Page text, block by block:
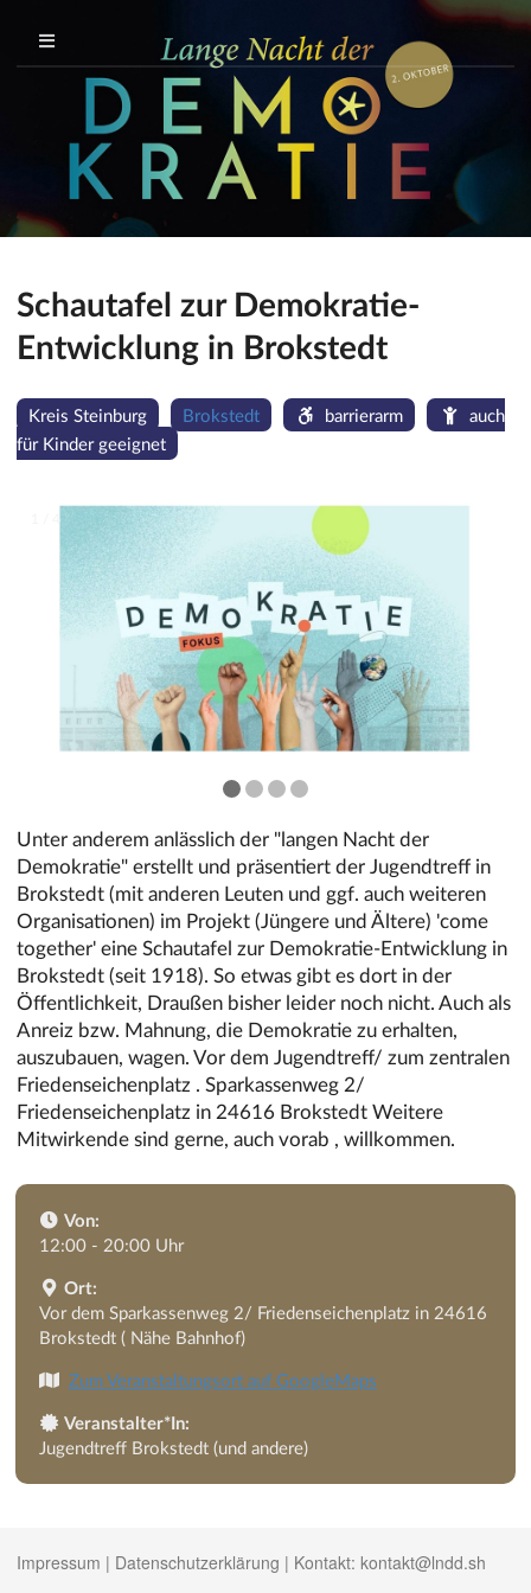
Schautafel zur Demokratie-
Entwicklung in Brokstedt
Kreis Steinburg Brokstedt barrierarm
auch
für Kinder geeignet
Unter anderem anlässlich der "langen Nacht der
Demokratie" erstellt und präsentiert der Jugendtreff in
Brokstedt (mit anderen Leuten und ggf. auch weiteren
Organisationen) im Projekt (Jüngere und Ältere) 'come
together' eine Schautafel zur Demokratie-Entwicklung in
Brokstedt (seit 1918). So etwas gibt es dort in der
Öffentlichkeit, Draußen bisher leider noch nicht. Auch als
Anreiz bzw. Mahnung, die Demokratie zu erhalten,
auszubauen, wagen. Vor dem Jugendtreff/ zum zentralen
Friedenseichenplatz . Sparkassenweg 2/
Friedenseichenplatz in 24616 Brokstedt Weitere
Mitwirkende sind gerne, auch vorab , willkommen.
Von:
12:00 - 20:00 Uhr
Ort:
Vor dem Sparkassenweg 2/ Friedenseichenplatz in 24616
Brokstedt ( Nähe Bahnhof)
Zum Veranstaltungsort auf GoogleMaps
Veranstalter*In:
Jugendtreff Brokstedt (und andere)
Impressum | Datenschutzerklärung | Kontakt: kontakt@lndd.sh